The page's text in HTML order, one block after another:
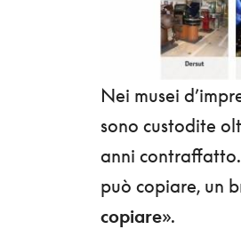
Nei musei
sono custodite
anni
può copiare, un
copiare».